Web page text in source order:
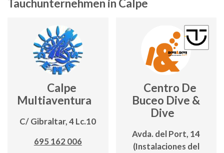
Tauchunternehmen in Calpe
Calpe
Multiaventura
C/ Gibraltar, 4 Lc.10
695 162 006
Centro De
Buceo Dive &
Dive
Avda. del Port, 14
(Instalaciones del